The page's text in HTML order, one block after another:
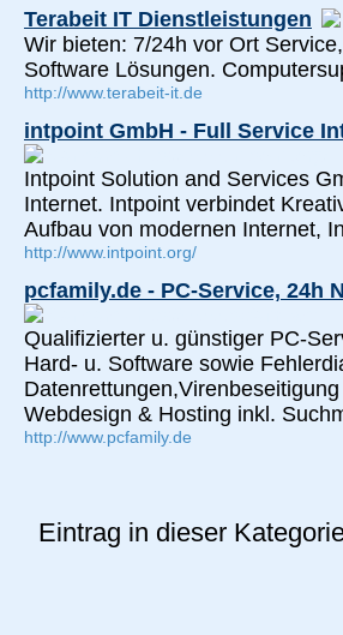
Terabeit IT Dienstleistungen
Wir bieten: 7/24h vor Ort
Software Lösungen.
http://www.terabeit-it.de
intpoint GmbH - Full Service
Intpoint Solution and Services
Internet. Intpoint verbindet
Aufbau von modernen Internet,
http://www.intpoint.org/
pcfamily.de - PC-Service, 24h
Qualifizierter u. günstiger PC-
Hard- u. Software sowie
Webdesign & Hosting inkl.
http://www.pcfamily.de
Eintrag in dieser